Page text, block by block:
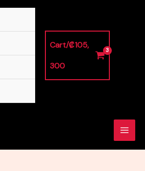
Cart/₡105,
300